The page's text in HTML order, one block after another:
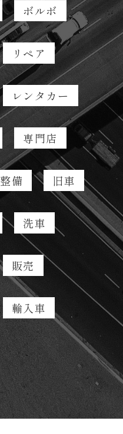
ボルボ
リペア
レンタカー
専門店
整備 旧車
洗車
販売
輸入車